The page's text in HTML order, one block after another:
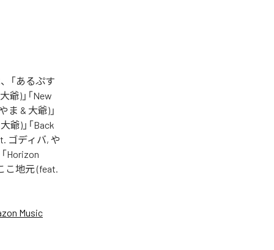
「あるぷす
爺)」「New
ま & 大爺)」
爺)」「Back
ゴディバ, や
Horizon
こ地元 (feat.
Music